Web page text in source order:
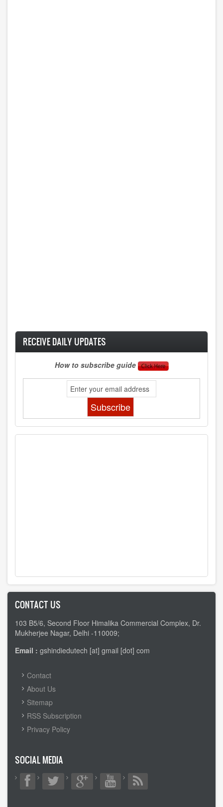
RECEIVE DAILY UPDATES
How to subscribe guide
CONTACT US
103 B5/6, Second Floor Himalika Commercial Complex, Dr.
Mukherjee Nagar, Delhi -110009;
Email : gshindiedutech [at] gmail [dot] com
FOOTER
MENU
Contact
About Us
Sitemap
RSS Subscription
Privacy Policy
SOCIAL MEDIA